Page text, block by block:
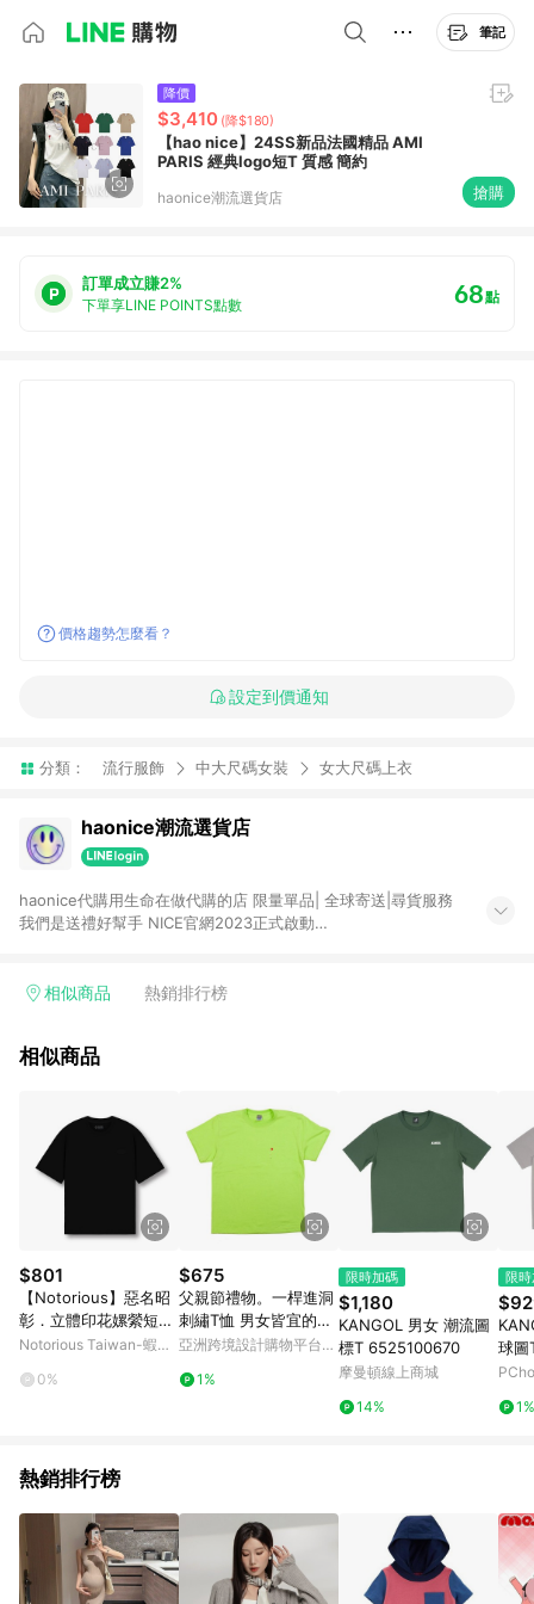
筆記
降價
$3,410 (降$180)
【hao nice】24SS新品法國精品 AMI
PARIS 經典logo短T 質感 簡約
haonice潮流選貨店 搶購
訂單成立賺2%
下單享LINE POINTS點數 68點
價格趨勢怎麼看？
設定到價通知
分類： 流行服飾 中大尺碼女裝 女大尺碼上衣
haonice潮流選貨店
haonice代購用生命在做代購的店 限量單品| 全球寄送|尋貨服務
我們是送禮好幫手 NICE官網2023正式啟動
相似商品 熱銷排行榜
相似商品
$801
【Notorious】惡名昭
彰．立體印花嫘縈短袖
T 機能服飾 館長服飾
正品
Notorious Taiwan-蝦皮
0%
$675
父親節禮物。一桿進洞
刺繡T恤 男女皆宜的S
〜XXXL、女人的S〜
ollector
亞洲跨境設計購物平台
1%
限時加碼
$1,180
KANGOL 男女 潮流圖
標T 6525100670
摩曼頓線上商城
14%
限
球圖
1%
熱銷排行榜